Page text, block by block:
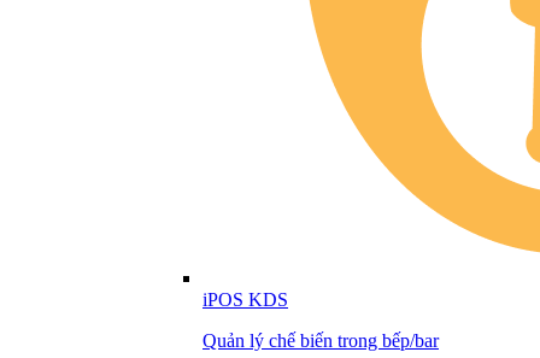
iPOS KDS
Quản lý chế biến trong bếp/bar